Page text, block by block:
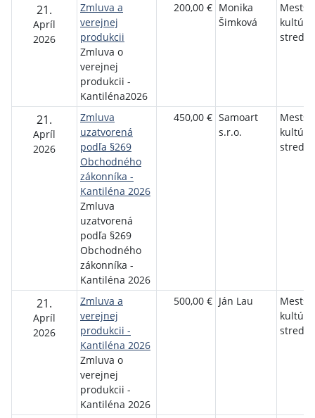
21.
Apríl
2026
Zmluva a
verejnej
produkcii
Zmluva o
verejnej
produkcii -
Kantiléna2026
200,00 € Monika
Šimková
21.
Apríl
2026
Zmluva
uzatvorená
podľa §269
Obchodného
zákonníka -
Kantiléna 2026
Zmluva
uzatvorená
podľa §269
Obchodného
zákonníka -
Kantiléna 2026
450,00 € Samoart
s.r.o.
21.
Apríl
2026
Zmluva a
verejnej
produkcii -
Kantiléna 2026
Zmluva o
verejnej
produkcii -
Kantiléna 2026
500,00 € Ján Lau